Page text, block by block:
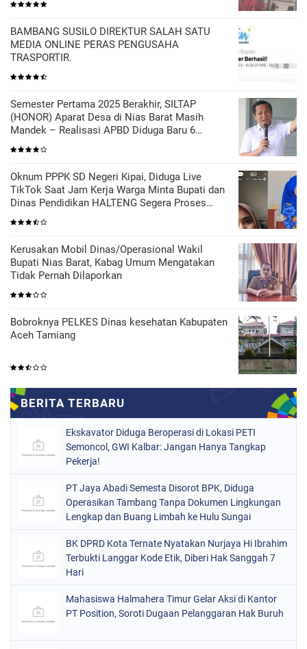
BAMBANG SUSILO DIREKTUR SALAH SATU
MEDIA ONLINE PERAS PENGUSAHA
TRASPORTIR.
Semester Pertama 2025 Berakhir, SILTAP
(HONOR) Aparat Desa di Nias Barat Masih
Mandek – Realisasi APBD Diduga Baru 6
Persen
Oknum PPPK SD Negeri Kipai, Diduga Live
TikTok Saat Jam Kerja Warga Minta Bupati dan
Dinas Pendidikan HALTENG Segera Proses
Sesuai Hukum
Kerusakan Mobil Dinas/Operasional Wakil
Bupati Nias Barat, Kabag Umum Mengatakan
Tidak Pernah Dilaporkan
Bobroknya PELKES Dinas kesehatan Kabupaten
Aceh Tamiang
Ekskavator Diduga Beroperasi di Lokasi PETI
Semoncol, GWI Kalbar: Jangan Hanya Tangkap
Pekerja!
PT Jaya Abadi Semesta Disorot BPK, Diduga
Operasikan Tambang Tanpa Dokumen Lingkungan
Lengkap dan Buang Limbah ke Hulu Sungai
BK DPRD Kota Ternate Nyatakan Nurjaya Hi Ibrahim
Terbukti Langgar Kode Etik, Diberi Hak Sanggah 7
Hari
Mahasiswa Halmahera Timur Gelar Aksi di Kantor
PT Position, Soroti Dugaan Pelanggaran Hak Buruh